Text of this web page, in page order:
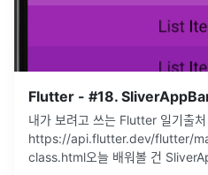
Flutter - #18.
내가 보려고 쓰는 Flutter 일기출
https://api.flutter.dev/flutter/
class.html오늘 배워볼 건